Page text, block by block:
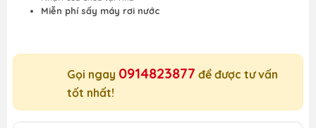
Miễn phí sấy máy rơi nước
Gọi ngay 0914823877 để được tư vấn
tốt nhất!